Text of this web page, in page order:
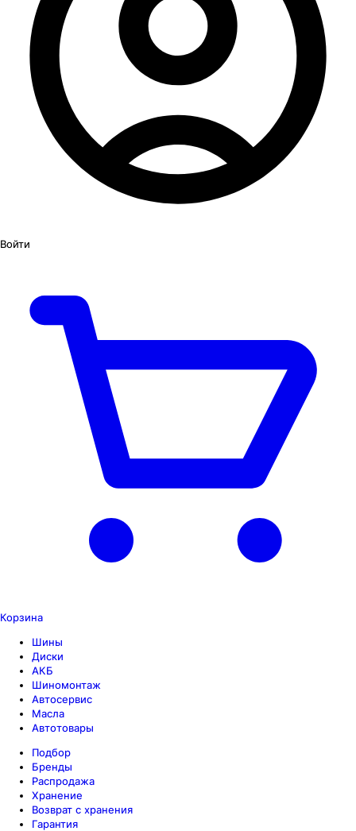
Войти
Корзина
Шины
Диски
АКБ
Шиномонтаж
Автосервис
Масла
Автотовары
Подбор
Бренды
Распродажа
Хранение
Возврат с хранения
Гарантия